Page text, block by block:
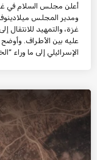
أعلن مجلس السلام في
ومدير المجلس
غزة، والتمهيد للانتقال
عليه بين الأطراف.
الإسرائيلي إلى ما وراء